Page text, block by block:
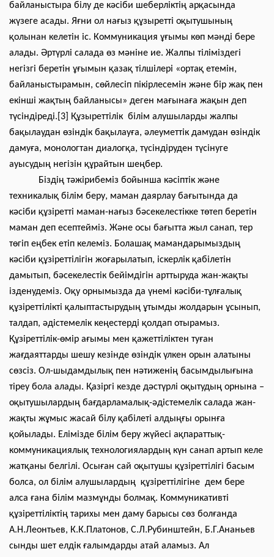
байланыстыра білу де кәсіби шеберліктің арқасында
жүзеге асады. Яғни ол нағыз құзыретті оқытушының
қолынан келетін іс. Коммуникация ұғымы көп мәнді бере
алады. Әртүрлі салада өз мәніне ие. Жалпы тіліміздегі
негізгі беретін ұғымын қазақ тілшілері «ортақ етемін,
байланыстырамын, сөйлесіп пікірлесемін және бір жақ пен
екінші жақтың байланысы» деген мағынаға жақын деп
түсіндіреді.[3] Құзыреттілік білім алушыларды жалпы
бақылаудан өзіндік бақылауға, әлеуметтік дамудан өзіндік
дамуға, монологтан диалогқа, түсіндіруден түсінуге
ауысудың негізін құрайтын шеңбер.
Біздің тәжірибеміз бойынша кәсіптік және
техникалық білім беру, маман даярлау бағытында да
кәсіби құзіретті маман-нағыз бәсекелестікке төтеп беретін
маман деп есептейміз. Және осы бағытта жыл санап, тер
төгіп еңбек етіп келеміз. Болашақ мамандарымыздың
кәсіби құзіреттілігін жоғарылатып, іскерлік қабілетін
дамытып, бәсекелестік бейімдігін арттыруда жан-жақты
ізденудеміз. Оқу орнымызда да үнемі кәсіби-тұлғалық
құзіреттілікті қалыптастырудың ұтымды жолдарын ұсынып,
талдап, әдістемелік кеңестерді қолдап отырамыз.
Құзіреттілік-өмір ағымы мен қажеттіліктен туған
жағдаяттарды шешу кезінде өзіндік үлкен орын алатыны
сөзсіз. Ол-шыдамдылық пен нәтиженің басымдылығына
тіреу бола алады. Қазіргі кезде дәстүрлі оқытудың орнына –
оқытушылардың бағдарламалық-әдістемелік салада жан-
жақты жұмыс жасай білу қабілеті алдыңғы орынға
қойылады. Елімізде білім беру жүйесі ақпараттық-
коммуникациялық технологиялардың күн санап артып келе
жатқаны белгілі. Осыған сай оқытушы құзіреттілігі басым
болса, ол білім алушылардың құзіреттілігіне дем бере
алса ғана білім мазмұнды болмақ. Коммуникативті
құзіреттіліктің тарихы мен даму барысы сөз болғанда
А.Н.Леонтьев, К.К.Платонов, С.Л.Рубинштейн, Б.Г.Ананьев
сынды шет елдік ғалымдарды атай аламыз. Ал